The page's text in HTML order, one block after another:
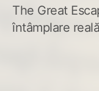
The Great
întâmplare